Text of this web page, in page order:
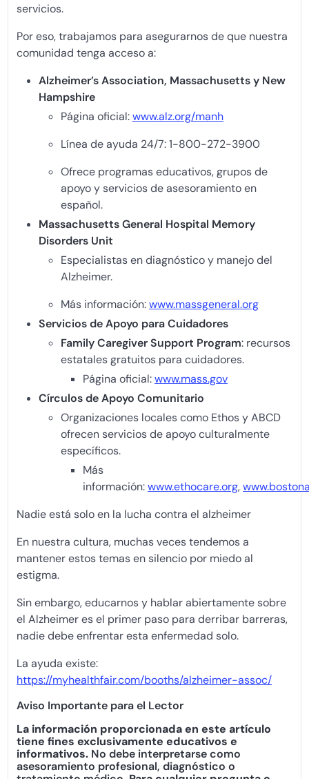
servicios.
Por eso, trabajamos para asegurarnos de que nuestra
comunidad tenga acceso a:
Alzheimer’s Association, Massachusetts y New
Hampshire
Página oficial:www.alz.org/manh
Línea de ayuda 24/7: 1-800-272-3900
Ofrece programas educativos, grupos de
apoyo y servicios de asesoramiento en
español.
Massachusetts General Hospital Memory
Disorders Unit
Especialistas en diagnóstico y manejo del
Alzheimer.
Más información:www.massgeneral.org
Servicios de Apoyo para Cuidadores
Family Caregiver Support Program: recursos
estatales gratuitos para cuidadores.
Página oficial:www.mass.gov
Círculos de Apoyo Comunitario
Organizaciones locales como Ethos y ABCD
ofrecen servicios de apoyo culturalmente
específicos.
Más
información:www.ethocare.org,
Nadie está solo en la lucha contra el alzheimer
En nuestra cultura, muchas veces tendemos a
mantener estos temas en silencio por miedo al
estigma.
Sin embargo, educarnos y hablar abiertamente sobre
el Alzheimer es el primer paso para derribar barreras,
nadie debe enfrentar esta enfermedad solo.
La ayuda existe:
https://myhealthfair.com/booths/alzheimer-assoc/
Aviso Importante para el Lector
La información proporcionada en este artículo
tiene fines exclusivamente educativos e
informativos. No debe interpretarse como
asesoramiento profesional, diagnóstico o